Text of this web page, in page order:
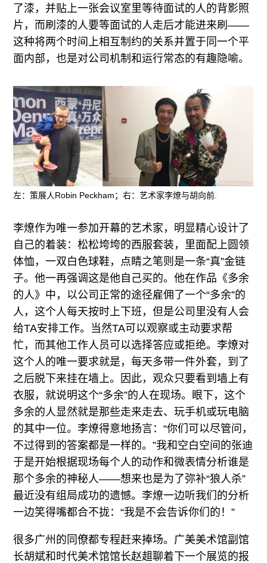
了漆，并贴上一张会议室里等待面试的人的背影照
片，而刷漆的人要等面试的人走后才能进来刷——
这种将两个时间上相互制约的关系并置于同一个平
面内部，也是对公司机制和运行常态的有趣隐喻。
左：策展人Robin Peckham；右：艺术家李燎与胡向前.
李燎作为唯一参加开幕的艺术家，明显精心设计了
自己的着装：松松垮垮的西服套装，里面配上圆领
体恤，一双白色球鞋，点睛之笔则是一条“真”金链
子。他一再强调这是他自己买的。他在作品《多余
的人》中，以公司正常的途径雇佣了一个“多余”的
人，这个人每天按时上下班，但是公司里没有人会
给TA安排工作。当然TA可以观察或主动要求帮
忙，而其他工作人员可以选择答应或拒绝。李燎对
这个人的唯一要求就是，每天多带一件外套，到了
之后脱下来挂在墙上。因此，观众只要看到墙上有
衣服，就说明这个“多余”的人在现场。眼下，这个
多余的人显然就是那些走来走去、玩手机或玩电脑
的其中一位。李燎得意地扬言：“你们可以尽管问，
不过得到的答案都是一样的。”我和空白空间的张迪
于是开始根据现场每个人的动作和微表情分析谁是
那个多余的神秘人——想来也是为了弥补“狼人杀”
最近没有组局成功的遗憾。李燎一边听我们的分析
一边笑得嘴都合不拢：“我是不会告诉你们的！”
很多广州的同僚都专程赶来捧场。广美美术馆副馆
长胡斌和时代美术馆馆长赵趄聊着下一个展览的报